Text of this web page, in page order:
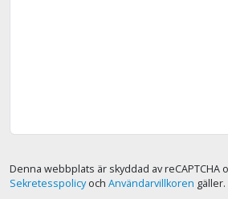
Denna webbplats är skyddad av reCAPTCHA
Sekretesspolicyoch Användarvillkoren gäller.